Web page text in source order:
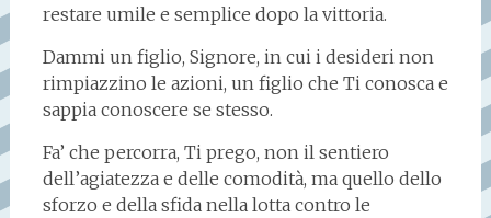
restare umile e semplice dopo la vittoria.
Dammi un figlio, Signore, in cui i desideri non
rimpiazzino le azioni, un figlio che Ti conosca e
sappia conoscere se stesso.
Fa’ che percorra, Ti prego, non il sentiero
dell’agiatezza e delle comodità, ma quello dello
sforzo e della sfida nella lotta contro le